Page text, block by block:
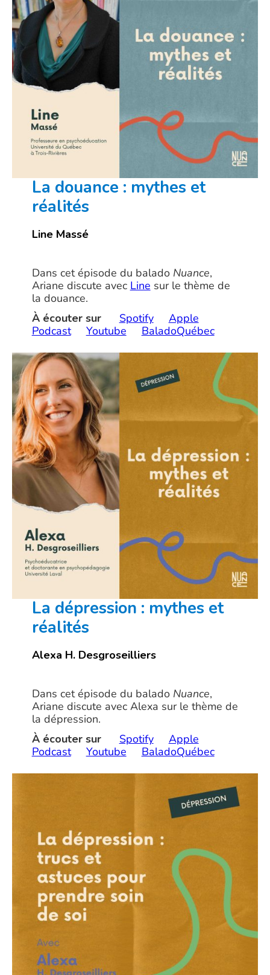
La douance : mythes et
réalités
Line Massé
Dans cet épisode du balado Nuance,
Ariane discute avec Line sur le thème de
la douance.
À écouter sur Spotify
Apple
Podcast
Youtube BaladoQuébec
La dépression : mythes et
réalités
Alexa H. Desgroseilliers
Dans cet épisode du balado Nuance,
Ariane discute avec Alexa sur le thème de
la dépression.
À écouter sur Spotify
Apple
Podcast
Youtube BaladoQuébec